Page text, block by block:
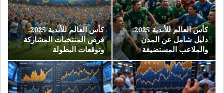
كأس العالم للأندية 2025:
دليل شامل عن المدن
والملاعب المستضيفة
كأس العالم للأندية 2025:
فرص المنتخبات المشاركة
وتوقعات البطولة